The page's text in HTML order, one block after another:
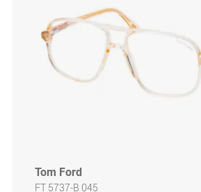
Tom Ford
FT 5737-B 045